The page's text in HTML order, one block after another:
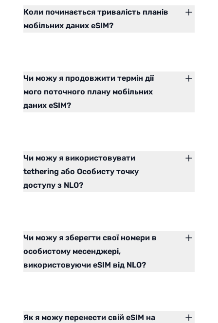
Коли починається тривалість планів
мобільних даних eSIM?
Чи можу я продовжити термін дії
мого поточного плану мобільних
даних eSIM?
Чи можу я використовувати
tethering або Особисту точку
доступу з NLO?
Чи можу я зберегти свої номери в
особистому месенджері,
використовуючи eSIM від NLO?
Як я можу перенести свій eSIM на